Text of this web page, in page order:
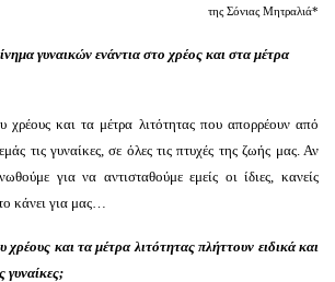
της Σόνιας Μητραλιά*
γυναικών ενάντια στο χρέος και στα μέτρα
και τα μέτρα λιτότητας που απορρέουν από
τις γυναίκες, σε όλες τις πτυχές της ζωής μας. Αν
για να αντισταθούμε εμείς οι ίδιες, κανείς
κάνει για μας…
χρέους και τα μέτρα λιτότητας πλήττουν ειδικά και
γυναίκες;